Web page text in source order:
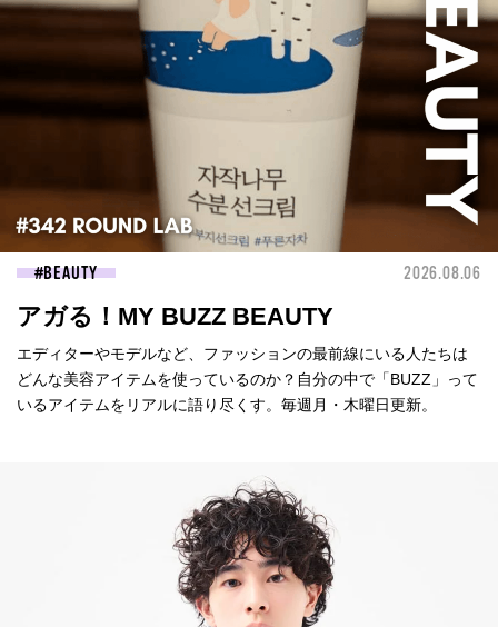
BEAUTY 2026.08.06
アガる！MY BUZZ BEAUTY
エディターやモデルなど、ファッションの最前線にいる人たちは
どんな美容アイテムを使っているのか？自分の中で「BUZZ」って
いるアイテムをリアルに語り尽くす。毎週月・木曜日更新。